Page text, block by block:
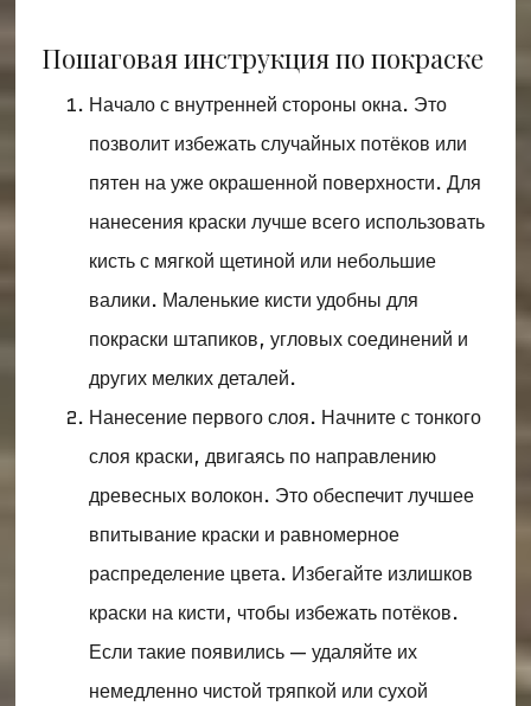
Пошаговая инструкция по покраске
Начало с внутренней стороны окна. Это
позволит избежать случайных потёков или
пятен на уже окрашенной поверхности. Для
нанесения краски лучше всего использовать
кисть с мягкой щетиной или небольшие
валики. Маленькие кисти удобны для
покраски штапиков, угловых соединений и
других мелких деталей.
Нанесение первого слоя. Начните с тонкого
слоя краски, двигаясь по направлению
древесных волокон. Это обеспечит лучшее
впитывание краски и равномерное
распределение цвета. Избегайте излишков
краски на кисти, чтобы избежать потёков.
Если такие появились — удаляйте их
немедленно чистой тряпкой или сухой